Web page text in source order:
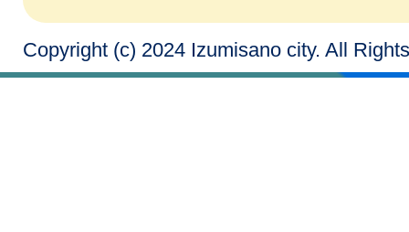
Copyright (c) 2024 Izumisano city. All